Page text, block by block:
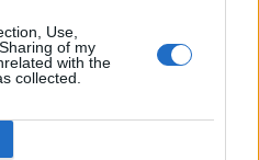
Use,
of my
with the
collected.